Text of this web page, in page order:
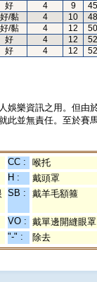
好 4 9
45
好/黏 4 10
48
好/黏 4 12
50
好 4 12
52
好 4 12 52
娛樂資訊之用。但
此並無責任。至於賽
CC :
喉托
H :
戴頭罩
SB : 戴羊毛額箍
VO : 戴單邊開縫眼罩
"-" : 除去